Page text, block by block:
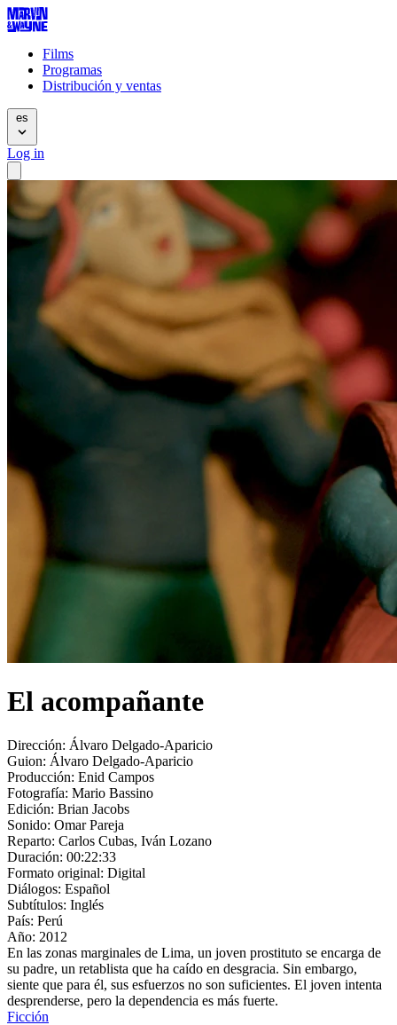
Films
Programas
Distribución y ventas
es
Log in
El acompañante
Dirección: Álvaro Delgado-Aparicio
Guion: Álvaro Delgado-Aparicio
Producción: Enid Campos
Fotografía: Mario Bassino
Edición: Brian Jacobs
Sonido: Omar Pareja
Reparto: Carlos Cubas, Iván Lozano
Duración: 00:22:33
Formato original: Digital
Diálogos: Español
Subtítulos: Inglés
País: Perú
Año: 2012
En las zonas marginales de Lima, un joven prostituto se encarga de
su padre, un retablista que ha caído en desgracia. Sin embargo,
siente que para él, sus esfuerzos no son suficientes. El joven intenta
desprenderse, pero la dependencia es más fuerte.
Ficción